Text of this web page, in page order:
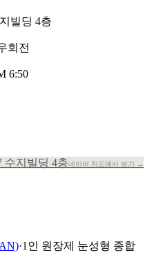
빌딩 4층
회전
6:50
수지빌딩 4층네이버 지도에서 보기 →
·1인 원장제 눈성형 종합